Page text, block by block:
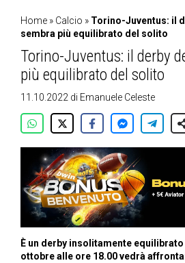
Home » Calcio » Torino-Juventus: il
sembra più equilibrato del solito
Torino-Juventus: il derby
più equilibrato del solito
11.10.2022 di Emanuele Celeste
È un derby insolitamente
ottobre alle ore 18.00 vedrà